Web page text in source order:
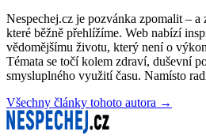
Nespechej.cz je pozvánka zpomalit –
které běžně přehlížíme. Web nabízí
vědomějšímu životu, který není o
Témata se točí kolem zdraví, duševní
smysluplného využití času. Namísto
Všechny články tohoto autora →